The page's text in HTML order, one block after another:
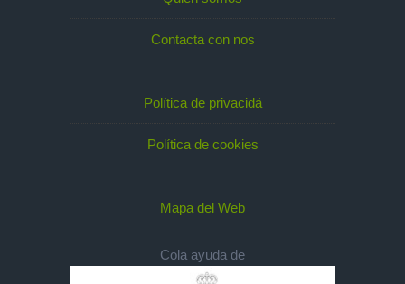
Contacta con nos
Política de privacidá
Política de cookies
Mapa del Web
Cola ayuda de